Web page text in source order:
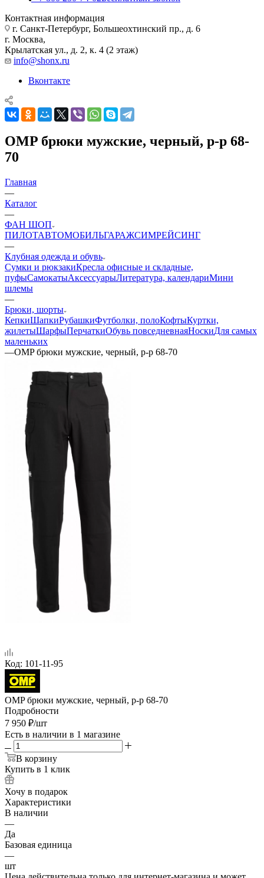
Контактная информация
г. Санкт-Петербург, Большеохтинский пр., д. 6
г. Москва,
Крылатская ул., д. 2, к. 4 (2 этаж)
info@shonx.ru
Вконтакте
OMP брюки мужские, черный, р-р 68-
70
Главная
—
Каталог
—
ФАН ШОП
ПИЛОТАВТОМОБИЛЬГАРАЖСИМРЕЙСИНГ
—
Клубная одежда и обувь
Сумки и рюкзакиКресла офисные и складные,
пуфыСамокатыАксессуарыЛитература, календариМини
шлемы
—
Брюки, шорты
КепкиШапкиРубашкиФутболки, полоКофтыКуртки,
жилетыШарфыПерчаткиОбувь повседневнаяНоскиДля самых
маленьких
—OMP брюки мужские, черный, р-р 68-70
Код: 101-11-95
OMP брюки мужские, черный, р-р 68-70
Подробности
7 950 ₽/шт
Есть в наличии в 1 магазине
В корзину
Купить в 1 клик
Хочу в подарок
Характеристики
В наличии
—
Да
Базовая единица
—
шт